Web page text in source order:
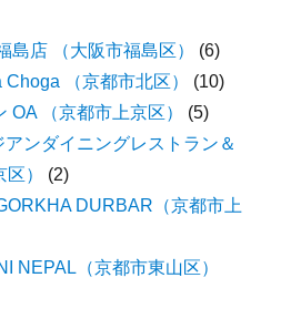
島店 （大阪市福島区）
(6)
（京都市北区）
(10)
OA （京都市上京区）
(5)
ンダイニングレストラン＆
）
(2)
DURBAR（京都市上
NEPAL（京都市東山区）